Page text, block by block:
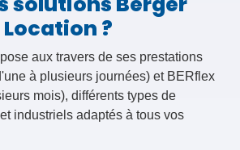
Location ?
aux travers de ses prestations
à plusieurs journées) et BERflex
mois), différents types de
industriels adaptés à tous vos